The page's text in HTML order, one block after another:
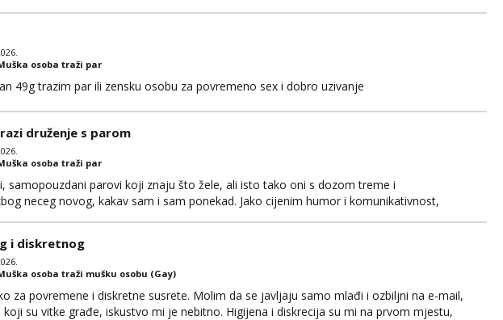
osoba traži par
49g trazim par ili zensku osobu za povremeno sex i dobro uzivanje
druženje s parom
osoba traži par
samopouzdani parovi koji znaju što žele, ali isto tako oni s dozom treme i
neceg novog, kakav sam i sam ponekad. Jako cijenim humor i komunikativnost,
i diskretnog
osoba traži mušku osobu (Gay)
za povremene i diskretne susrete. Molim da se javljaju samo mlađi i ozbiljni na e-mail,
su vitke građe, iskustvo mi je nebitno. Higijena i diskrecija su mi na prvom mjestu,